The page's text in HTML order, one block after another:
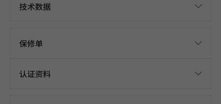
技术数据
保修单
认证资料